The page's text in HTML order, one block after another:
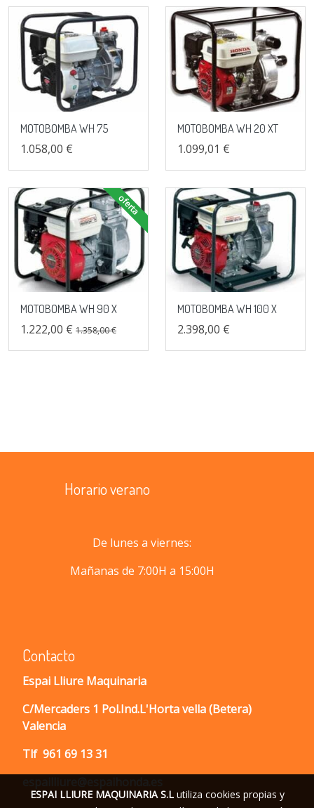
MOTOBOMBA WH 75
1.058,00 €
MOTOBOMBA WH 20 XT
1.099,01 €
MOTOBOMBA WH 90 X
1.222,00 € 1.358,00 €
oferta
MOTOBOMBA WH 100 X
2.398,00 €
Horario verano
De lunes a viernes:
Mañanas de 7:00H a 15:00H
Contacto
Espai Lliure Maquinaria
C/Mercaders 1 Pol.Ind.L'Horta vella (Betera)
Valencia
Tlf 961 69 13 31
ESPAI LLIURE MAQUINARIA S.Lutiliza cookies propias y